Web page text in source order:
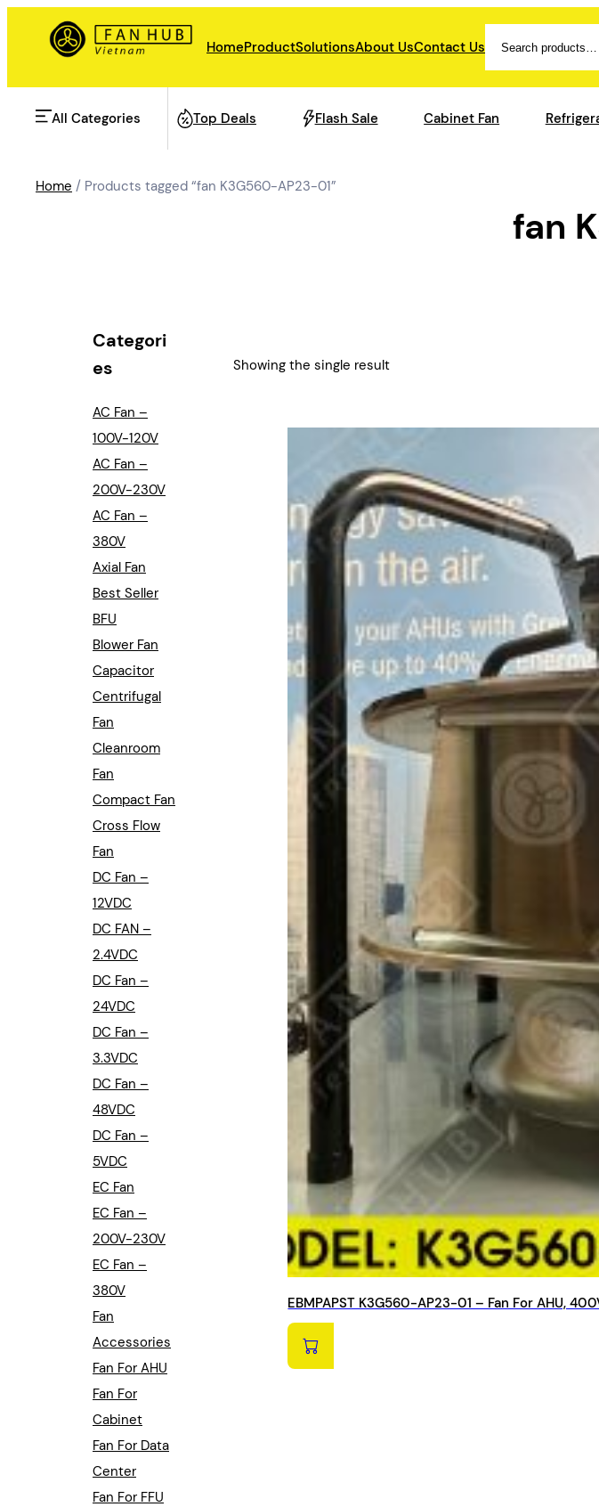
HomeProductSolutionsAbout UsContact Us
All Categories
AHU Fan
Refrigeration Fan
Industrial Automation
Cleanroom Fan
Air Purification
Cabinet Fan
Inverter Fan
Top Deals Flash Sale Cabinet Fan
Categori
es
AC Fan –
100V-120V
AC Fan –
200V-230V
AC Fan –
380V
Axial Fan
Best Seller
BFU
Blower Fan
Capacitor
Centrifugal
Fan
Cleanroom
Fan
Compact Fan
Cross Flow
Fan
DC Fan –
12VDC
DC FAN –
2.4VDC
DC Fan –
24VDC
DC Fan –
3.3VDC
DC Fan –
48VDC
DC Fan –
5VDC
EC Fan
EC Fan –
200V-230V
EC Fan –
380V
Fan
Accessories
Fan For AHU
Fan For
Cabinet
Fan For Data
Center
Fan For FFU
Home / Products tagged “fan K3G560-AP23-01”
fan
Showing the single result
EBMPAPST K3G560-AP23-01 – Fan For AHU,